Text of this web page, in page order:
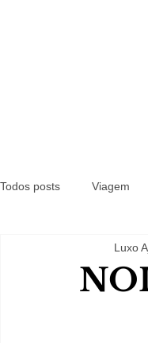
Todos posts Viagem
Luxo